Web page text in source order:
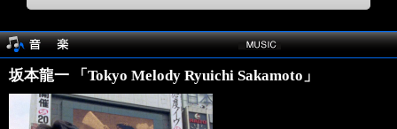
坂本龍一 「Tokyo Melody Ryuichi Sakamoto」